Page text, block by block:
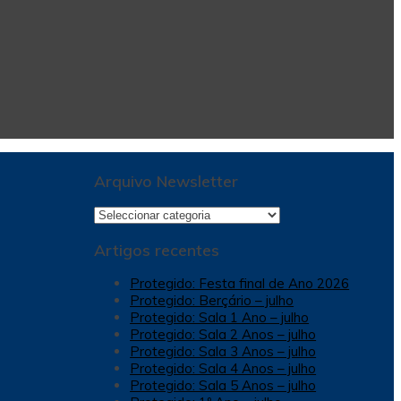
Arquivo Newsletter
Arquivo
Artigos recentes
Protegido: Festa final de Ano 2026
Protegido: Berçário – julho
Protegido: Sala 1 Ano – julho
Protegido: Sala 2 Anos – julho
Protegido: Sala 3 Anos – julho
Protegido: Sala 4 Anos – julho
Protegido: Sala 5 Anos – julho